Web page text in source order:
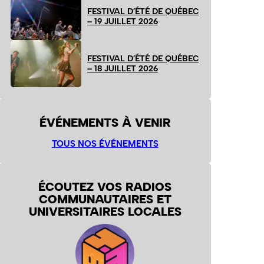
FESTIVAL D’ÉTÉ DE QUÉBEC
– 19 JUILLET 2026
FESTIVAL D’ÉTÉ DE QUÉBEC
– 18 JUILLET 2026
ÉVÉNEMENTS À VENIR
TOUS NOS ÉVÉNEMENTS
ÉCOUTEZ VOS RADIOS
COMMUNAUTAIRES ET
UNIVERSITAIRES LOCALES